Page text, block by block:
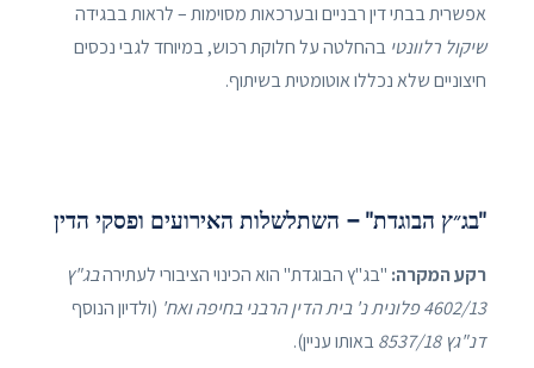
אפשרית בבתי דין רבניים ובערכאות מסוימות – לראות בבגידה
שיקול רלוונטי בהחלטה על חלוקת רכוש, במיוחד לגבי נכסים
חיצוניים שלא נכללו אוטומטית בשיתוף.
"בג״ץ הבוגדת" – השתלשלות האירועים ופסקי הדין
רקע המקרה: "בג"ץ הבוגדת" הוא הכינוי הציבורי לעתירהבג"ץ
4602/13 פלונית נ' בית הדין הרבני בחיפה ואח'
(ולדיון הנוסף
דנ"גץ 8537/18
באותו עניין).